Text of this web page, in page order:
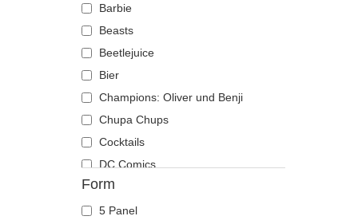
Krabbe
Krähe
Krokodil
Kuh
Küken
Labrador retriever
Languste
Libelle
Löwe
Löwin
9TWENTY
A Frame
Casual Classic
E Frame
Open Back
Runner
The 90s
The Ball
The Retro
The Snap
Barbie
Beasts
Beetlejuice
Bier
Champions: Oliver und Benji
Chupa Chups
Cocktails
DC Comics
Der Herr der Ringe
Die Schlümpfe
Form
5 Panel